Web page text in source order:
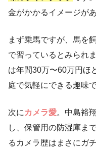
金がかかるイメージが
まず乗馬ですが、馬を
で習っているとみられ
は年間30万〜60万円ほ
庭で気軽にできる趣味
次にカメラ愛。中島裕
し、保管用の防湿庫ま
るカメラ歴はまさにガ